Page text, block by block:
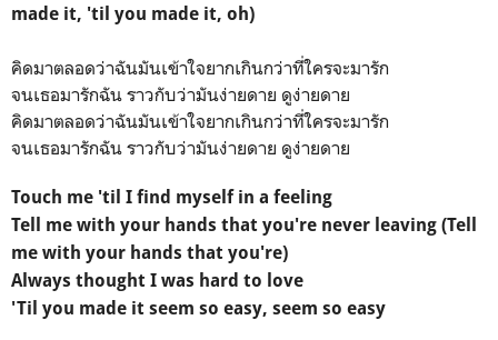
made it, 'til you made it, oh)
คิดมาตลอดว่าฉันมันเข้าใจยากเกินกว่าที่ใครจะมารัก
จนเธอมารักฉัน ราวกับว่ามันง่ายดาย ดูง่ายดาย
คิดมาตลอดว่าฉันมันเข้าใจยากเกินกว่าที่ใครจะมารัก
จนเธอมารักฉัน ราวกับว่ามันง่ายดาย ดูง่ายดาย
Touch me 'til I find myself in a feeling
Tell me with your hands that you're never leaving (Tell
me with your hands that you're)
Always thought I was hard to love
'Til you made it seem so easy, seem so easy